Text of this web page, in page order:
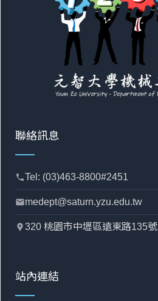
聯絡訊息
phoneTel: (03)463-8800#2451
mailmedept@saturn.yzu.edu.tw
location_pin320 桃園市中壢區遠東路135號
站內連結